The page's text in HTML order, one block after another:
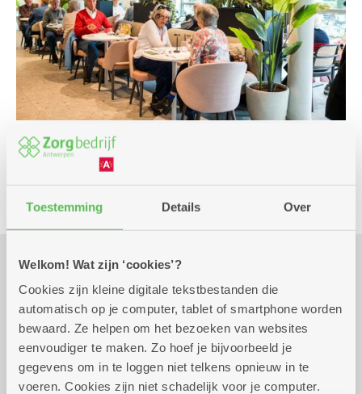
Toestemming Details Over
Welkom! Wat zijn ‘cookies’?
Cookies zijn kleine digitale tekstbestanden die
automatisch op je computer, tablet of smartphone worden
bewaard. Ze helpen om het bezoeken van websites
eenvoudiger te maken. Zo hoef je bijvoorbeeld je
gegevens om in te loggen niet telkens opnieuw in te
voeren. Cookies zijn niet schadelijk voor je computer.
Praktisch
vrijdag 2 oktober 202616.00 uur tot 19.00 uur
26 euro